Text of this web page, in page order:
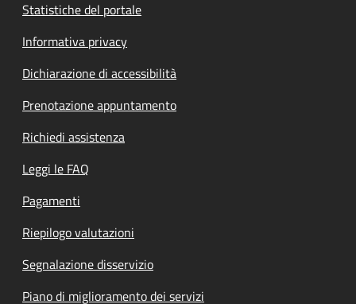
Statistiche del portale
Informativa privacy
Dichiarazione di accessibilità
Prenotazione appuntamento
Richiedi assistenza
Leggi le FAQ
Pagamenti
Riepilogo valutazioni
Segnalazione disservizio
Piano di miglioramento dei servizi